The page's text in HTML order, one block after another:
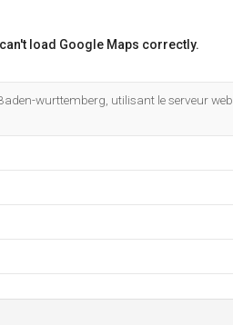
load Google Maps correctly.
wurttemberg, utilisant le serveur web